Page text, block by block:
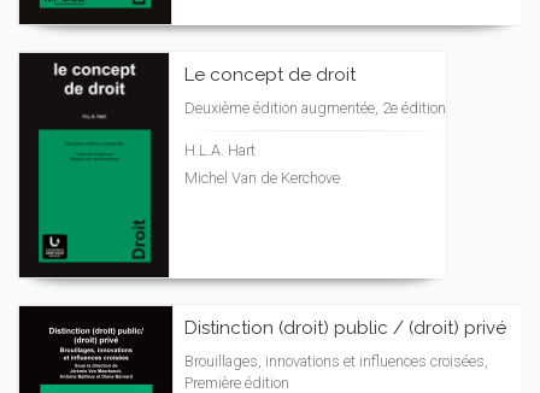
Le concept de droit
Deuxième édition augmentée, 2e édition
H.L.A. Hart
Michel Van de Kerchove
Distinction (droit) public / (droit) privé
Brouillages, innovations et influences croisées,
Première édition